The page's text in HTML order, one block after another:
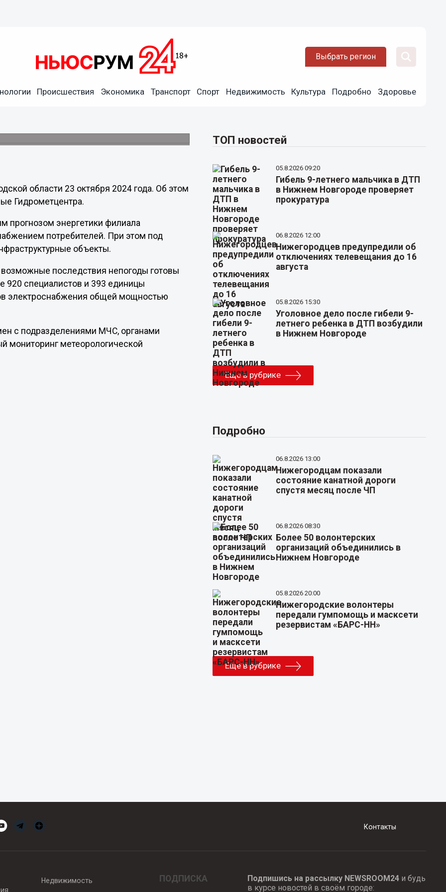
Выбрать регион
Происшествия Экономика Транспорт Спорт Недвижимость Культура Подробно Здоровье
области 23 октября 2024 года. Об этом
Гидрометцентра.
прогнозом энергетики филиала
потребителей. При этом под
объекты.
последствия непогоды готовы
920 специалистов и 393 единицы
электроснабжения общей мощностью
с подразделениями МЧС, органами
мониторинг метеорологической
ТОП новостей
05.8.2026 09:20
Гибель 9-летнего мальчика в ДТП
в Нижнем Новгороде проверяет
прокуратура
06.8.2026 12:00
Нижегородцев предупредили об
отключениях телевещания до 16
августа
05.8.2026 15:30
Уголовное дело после гибели 9-
летнего ребенка в ДТП возбудили
в Нижнем Новгороде
Еще в рубрике
Подробно
06.8.2026 13:00
Нижегородцам показали
состояние канатной дороги
спустя месяц после ЧП
06.8.2026 08:30
Более 50 волонтерских
организаций объединились в
Нижнем Новгороде
05.8.2026 20:00
Нижегородские волонтеры
передали гумпомощь и масксети
резервистам «БАРС-НН»
Еще в рубрике
Контакты
Недвижимость ПОДПИСКА Подпишись на рассылку NEWSROOM24и будь
в курсе новостей в своём городе: